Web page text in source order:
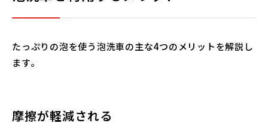
たっぷりの泡を使う泡洗車の主な4つのメリットを解説し
ます。
摩擦が軽減される